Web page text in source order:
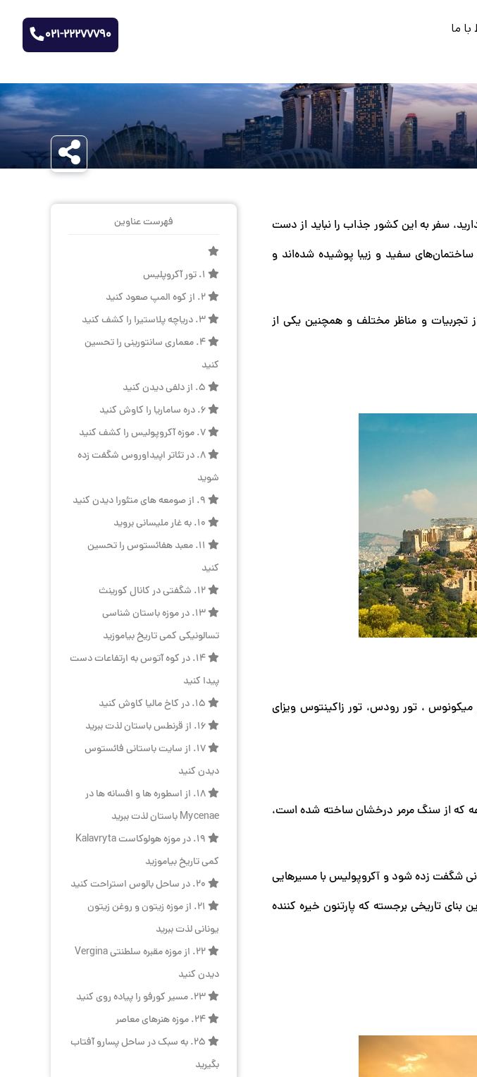
با ما 021-22277790
سفر به این کشور جذاب را نباید از دست
سفید و زیبا پوشیده شده‌اند و
تجربیات و مناظر مختلف و همچنین یکی از
میکونوس ، تور رودس، تور زاکینتوس ویزای
که از سنگ مرمر درخشان ساخته شده است،
شگفت زده شود و آکروپولیس با مسیرهایی
تاریخی برجسته که پارتنون خیره کننده
فهرست عناوین
4. معماری سانتورینی را تحسین
کنید
8. در تئاتر اپیداوروس شگفت زده
شوید
11. معبد هفائستوس را تحسین
کنید
13. در موزه باستان شناسی
تسالونیکی کمی تاریخ بیاموزید
14. در کوه آتوس به ارتفاعات دست
پیدا کنید
17. از سایت باستانی فائستوس
دیدن کنید
18. از اسطوره ها و افسانه ها در
Mycenae باستان لذت ببرید
19. در موزه هولوکاست Kalavryta
کمی تاریخ بیاموزید
21. از موزه زیتون و روغن زیتون
یونانی لذت ببرید
22. از موزه مقبره سلطنتی Vergina
دیدن کنید
25. به سبک در ساحل پسارو آفتاب
بگیرید